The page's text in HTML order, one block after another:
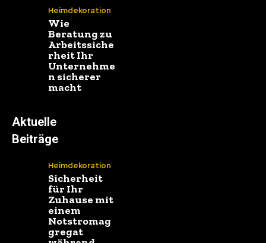
Heimdekoration
Wie
Beratung zu
Arbeitssiche
rheit Ihr
Unternehme
n sicherer
macht
Aktuelle
Beiträge
Heimdekoration
Sicherheit
für Ihr
Zuhause mit
einem
Notstromag
gregat